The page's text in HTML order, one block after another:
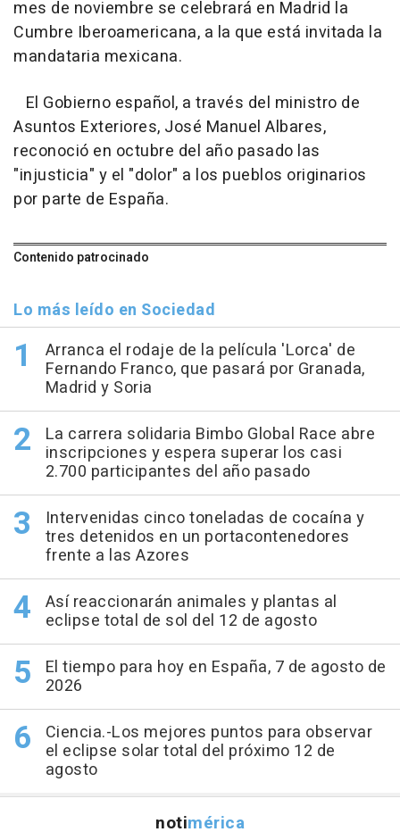
mes de noviembre se celebrará en Madrid la
Cumbre Iberoamericana, a la que está invitada la
mandataria mexicana.
El Gobierno español, a través del ministro de
Asuntos Exteriores, José Manuel Albares,
reconoció en octubre del año pasado las
"injusticia" y el "dolor" a los pueblos originarios
por parte de España.
Contenido patrocinado
Lo más leído en Sociedad
Arranca el rodaje de la película 'Lorca' de
Fernando Franco, que pasará por Granada,
Madrid y Soria
La carrera solidaria Bimbo Global Race abre
inscripciones y espera superar los casi
2.700 participantes del año pasado
Intervenidas cinco toneladas de cocaína y
tres detenidos en un portacontenedores
frente a las Azores
Así reaccionarán animales y plantas al
eclipse total de sol del 12 de agosto
El tiempo para hoy en España, 7 de agosto de
2026
Ciencia.-Los mejores puntos para observar
el eclipse solar total del próximo 12 de
agosto
notimérica